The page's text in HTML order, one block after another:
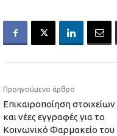
Προηγούμενο άρθρο
Επικαιροποίηση στοιχείων
και νέες εγγραφές για το
Κοινωνικό Φαρμακείο του